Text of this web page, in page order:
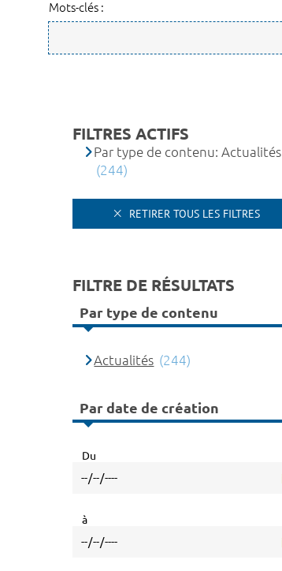
Mots-clés :
FILTRES ACTIFS
Par type de contenu: Actualités
(244)
RETIRER TOUS LES FILTRES
FILTRE DE RÉSULTATS
Par type de contenu
Actualités (244)
Par date de création
Du
à